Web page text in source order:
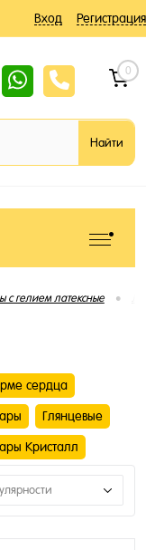
Вход Регистрация
0
с гелием латексные •
сердца
Глянцевые
Кристалл